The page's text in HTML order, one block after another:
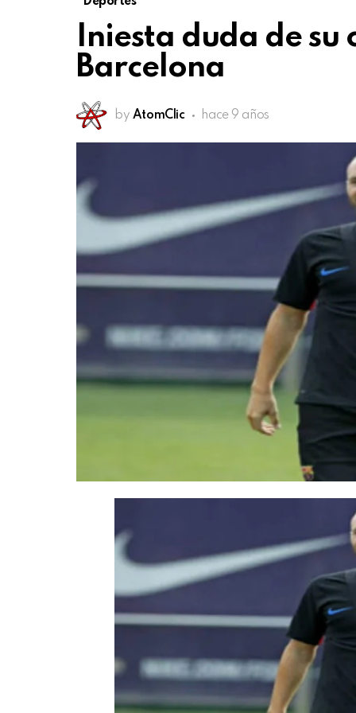
Iniesta duda de su
Barcelona
by AtomClic hace 9 años